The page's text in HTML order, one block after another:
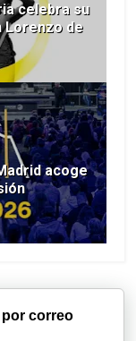
celebra su
Lorenzo de
acoge
correo